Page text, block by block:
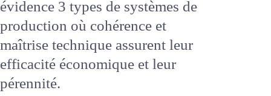
stratégies d'élevage. Les réseaux
de fermes de référence mettent
en évidence 3 types de
systèmes de production où
cohérence et maîtrise